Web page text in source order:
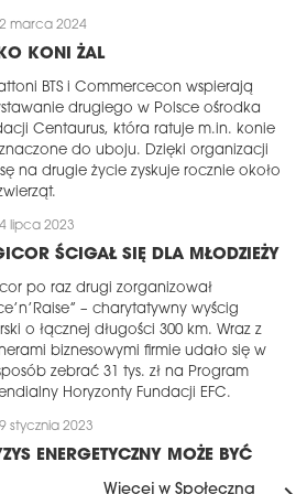
marca 2024
KONI ŻAL
BTS i Commercecon wspierają
drugiego w Polsce ośrodka
Centaurus, która ratuje m.in. konie
do uboju. Dzięki organizacji
na drugie życie zyskuje rocznie około
lipca 2023
ŚCIGAŁ SIĘ DLA MŁODZIEŻY
po raz drugi zorganizował
– charytatywny wyścig
o łącznej długości 300 km. Wraz z
biznesowymi firmie udało się w
zebrać 31 tys. zł na Program
Horyzonty Fundacji EFC.
stycznia 2023
ENERGETYCZNY MOŻE BYĆ
Więcej w Społeczna